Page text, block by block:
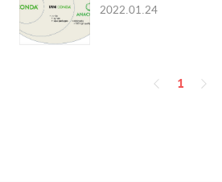
2022.01.24
페
1